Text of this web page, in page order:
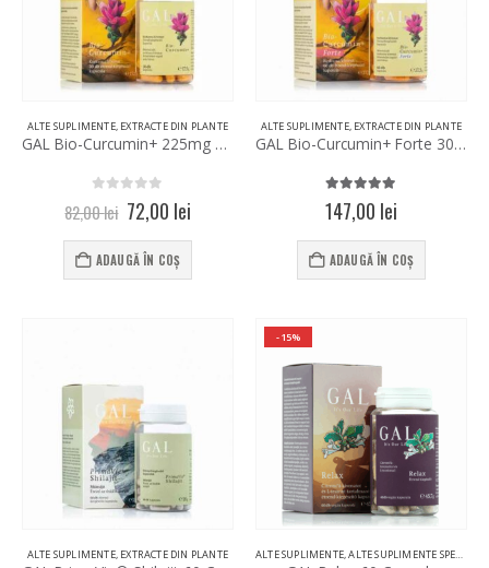
ALTE SUPLIMENTE, EXTRACTE DIN PLANTE
GAL Bio-Curcumin+ 225mg 30 Capsule
out of 5
82,00lei Prețul
inițial
a
fost:
82,00 lei.
72,00 leiPrețul
este:
ADAUGĂ ÎN COȘ
ALTE SUPLIMENTE, EXTRACTE DIN PLANTE
GAL Bio-Curcumin+ Forte 300mg 60 Capsule
5.00 out of 5
147,00 lei
ADAUGĂ ÎN COȘ
ALTE SUPLIMENTE, EXTRACTE DIN PLANTE
-15%
ALTE SUPLIMENTE,ALTE SUPLIMENTE SPECIALE